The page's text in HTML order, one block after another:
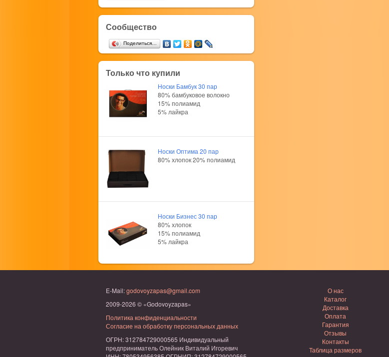
Сообщество
Поделиться…
Только что купили
Носки Бамбук 30 пар
80% бамбуковое волокно
15% полиамид
5% лайкра
Носки Оптима 20 пар
80% хлопок 20% полиамид
Носки Бизнес 30 пар
80% хлопок
15% полиамид
5% лайкра
E-Mail:godovoyzapas@gmail.com
2009-2026 © «Godovoyzapas»
Политика конфиденциальности
Согласие на обработку персональных данных
ОГРН: 312784729000565 Индивидуальный
предприниматель Олейник Виталий Игоревич
О нас
Каталог
Доставка
Оплата
Гарантия
Отзывы
Контакты
Таблица размеров